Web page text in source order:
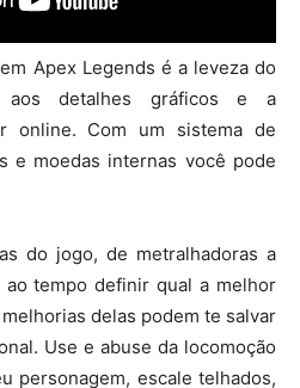
Apex Legends é a leveza do
aos detalhes gráficos e a
online. Com um sistema de
e moedas internas você pode
do jogo, de metralhadoras a
ao tempo definir qual a melhor
delas podem te salvar
Use e abuse da locomoção
personagem, escale telhados,